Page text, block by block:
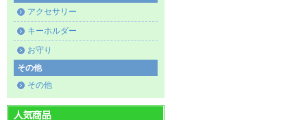
アクセサリー
キーホルダー
お守り
その他
その他